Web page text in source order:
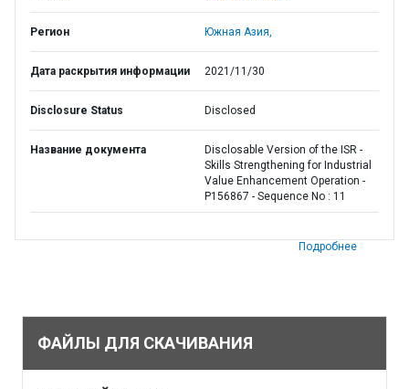
Регион Южная Азия,
Дата раскрытия информации 2021/11/30
Disclosure Status Disclosed
Название документа
Disclosable Version of the ISR -
Skills Strengthening for Industrial
Value Enhancement Operation -
P156867 - Sequence No : 11
Подробнее
ФАЙЛЫ ДЛЯ СКАЧИВАНИЯ